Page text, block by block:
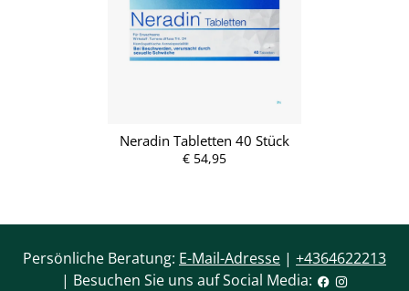
Neradin Tabletten 40 Stück
€ 54,95
Persönliche Beratung: E-Mail-Adresse | +4364622213
| Besuchen Sie uns auf Social Media: